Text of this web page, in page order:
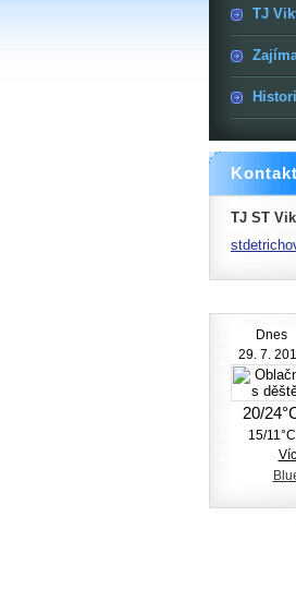
TJ
Kontakt
TJ ST
stdetric
Dnes
29. 7.
20/
15/11°C